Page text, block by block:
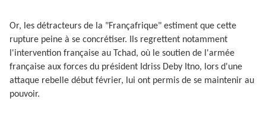
Or, les détracteurs de la "Françafrique" estiment que cette
rupture peine à se concrétiser. Ils regrettent notamment
l'intervention française au Tchad, où le soutien de l'armée
française aux forces du président Idriss Deby Itno, lors d'une
attaque rebelle début février, lui ont permis de se maintenir au
pouvoir.